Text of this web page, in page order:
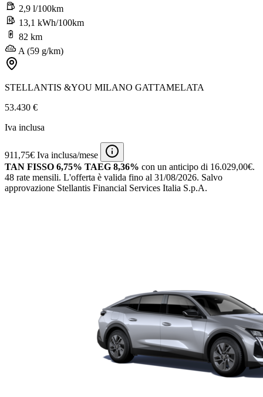
2,9 l/100km
13,1 kWh/100km
82 km
A (59 g/km)
STELLANTIS &YOU MILANO GATTAMELATA
53.430 €
Iva inclusa
911,75€ Iva inclusa/mese
TAN FISSO 6,75% TAEG 8,36% con un anticipo di 16.029,00€.
48 rate mensili. L'offerta è valida fino al 31/08/2026. Salvo
approvazione Stellantis Financial Services Italia S.p.A.